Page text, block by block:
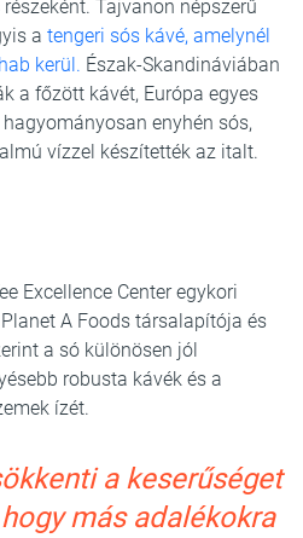
Tajvanon népszerű
a tengeri sós kávé, amelynél
kerül. Észak-Skandináviában
a főzött kávét, Európa egyes
enyhén sós,
vízzel készítették az italt.
Excellence Center egykori
A Foods társalapítója és
a só különösen jól
robusta kávék és a
ízét.
a keserűséget
más adalékokra